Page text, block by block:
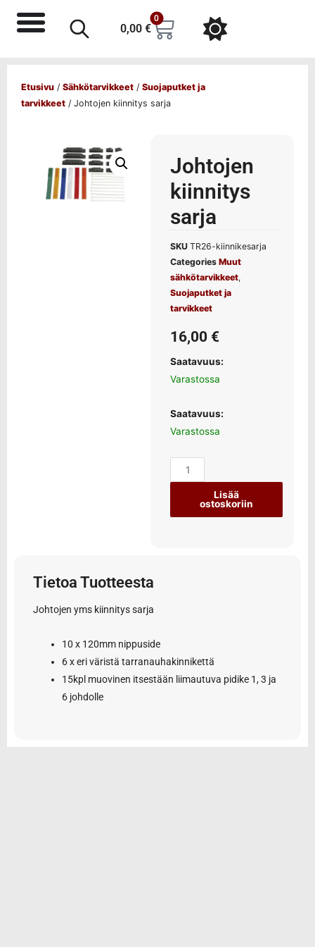
0,00 €
0
Etusivu / Sähkötarvikkeet / Suojaputket ja
tarvikkeet / Johtojen kiinnitys sarja
Johtojen
kiinnitys
sarja
SKU TR26-kiinnikesarja
Categories Muut
sähkötarvikkeet,
Suojaputket ja
tarvikkeet
16,00 €
Saatavuus:
Varastossa
Saatavuus:
Varastossa
Lisää
ostoskoriin
Tietoa Tuotteesta
Johtojen yms kiinnitys sarja
10 x 120mm nippuside
6 x eri väristä tarranauhakinnikettä
15kpl muovinen itsestään liimautuva pidike 1, 3 ja
6 johdolle